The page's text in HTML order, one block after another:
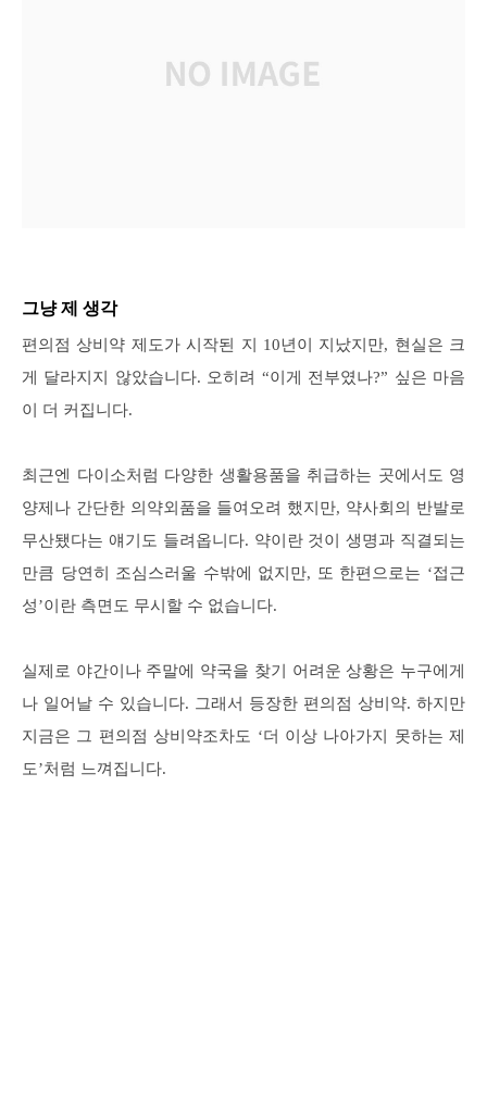
그냥 제 생각
편의점 상비약 제도가 시작된 지 10년이 지났지만, 현실은 크
게 달라지지 않았습니다. 오히려 “이게 전부였나?” 싶은 마음
이 더 커집니다.
최근엔 다이소처럼 다양한 생활용품을 취급하는 곳에서도 영
양제나 간단한 의약외품을 들여오려 했지만, 약사회의 반발로
무산됐다는 얘기도 들려옵니다. 약이란 것이 생명과 직결되는
만큼 당연히 조심스러울 수밖에 없지만, 또 한편으로는 ‘접근
성’이란 측면도 무시할 수 없습니다.
실제로 야간이나 주말에 약국을 찾기 어려운 상황은 누구에게
나 일어날 수 있습니다. 그래서 등장한 편의점 상비약. 하지만
지금은 그 편의점 상비약조차도 ‘더 이상 나아가지 못하는 제
도’처럼 느껴집니다.